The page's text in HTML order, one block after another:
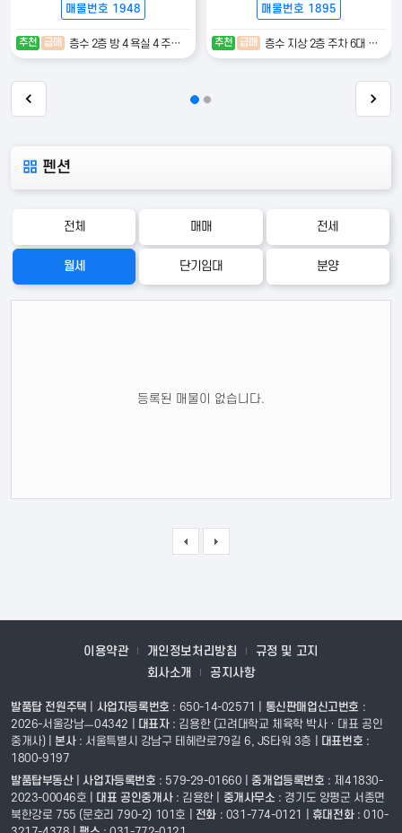
매물번호 1948
추천 급매 층수 2층 방 4 욕실 4 주차 4대
매물번호 1895
추천 급매 층수 지상 2층 주차 6대 이상
펜션
전체 매매 전세
월세 단기임대 분양
등록된 매물이 없습니다.
이용약관 개인정보처리방침
규정 및 고지
회사소개
공지사항
발품탑 전원주택 사업자등록번호 : 650-14-02571 | 통신판매업신고번호 :
2026-서울강남ㅡ04342 |
대표자: 김용한 (고려대학교 체육학 박사 · 대표 공인
중개사)
본사: 서울특별시 강남구 테헤란로79길 6, JS타워 3층 | 대표번호 :
1800-9197
발품탑부동산|사업자등록번호 : 579-29-01660 | 중개업등록번호 : 제41830-
2023-00046호 |
대표 공인중개사: 김용한 중개사무소 : 경기도 양평군 서종면
북한강로 755 (문호리 790-2) 101호 | 전화 : 031-774-0121 | 휴대전화: 010-